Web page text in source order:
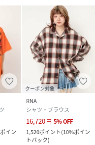
イン
クーポン対象
RNA
シャツ・ブラウス
16,720円 5%OFF
1,520ポイント(10%ポイン
トバック)